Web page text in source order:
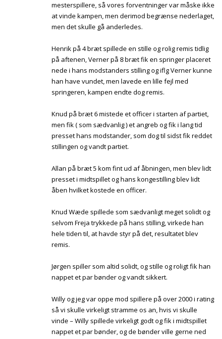
mesterspillere, så vores forventninger var måske ikke
at vinde kampen, men derimod begrænse nederlaget,
men det skulle gå anderledes.
Henrik på 4 bræt spillede en stille og rolig remis tidlig
på aftenen, Verner på 8 bræt fik en springer placeret
nede i hans modstanders stilling og iflg Verner kunne
han have vundet, men lavede en lille fejl med
springeren, kampen endte dog remis.
Knud på bræt 6 mistede et officer i starten af partiet,
men fik ( som sædvanlig ) et angreb og fik i lang tid
presset hans modstander, som dog til sidst fik reddet
stillingen og vandt partiet.
Allan på bræt 5 kom fint ud af åbningen, men blev lidt
presset i midtspillet og hans kongestilling blev lidt
åben hvilket kostede en officer.
Knud Wæde spillede som sædvanligt meget solidt og
selvom Freja trykkede på hans stilling, virkede han
hele tiden til, at havde styr på det, resultatet blev
remis.
Jørgen spiller som altid solidt, og stille og roligt fik han
nappet et par bønder og vandt sikkert.
Willy og jeg var oppe mod spillere på over 2000 i rating
så vi skulle virkeligt stramme os an, hvis vi skulle
vinde – Willy spillede virkeligt godt og fik i midtspillet
nappet et par bønder, og de bønder ville gerne ned